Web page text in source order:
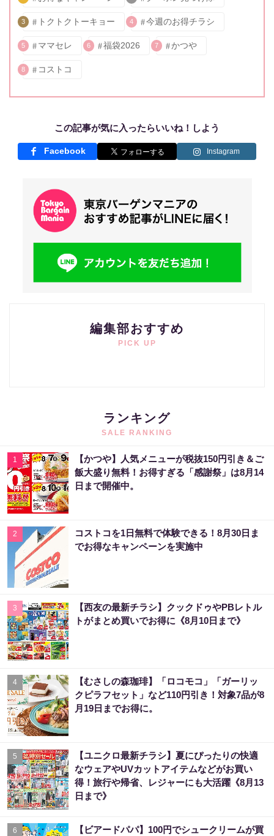
3 トクトクトーキョー 4 今週のお得チラシ
5 ママセレ 6 福袋2026 7 かつや
8 コストコ
この記事が気に入ったらいいね！しよう
Facebook Instagram
編集部おすすめ
PICK UP
ランキング
SALE RANKING
1
【かつや】人気メニューが税抜150円引き＆ご
飯大盛り無料！お得すぎる「感謝祭」は8月14
日まで開催中。
2
コストコを1日無料で体験できる！8月30日ま
でお得なキャンペーンを実施中
3
【西友の最新チラシ】クックドゥやPBレトル
トがまとめ買いでお得に《8月10日まで》
4
【むさしの森珈琲】「ロコモコ」「ガーリッ
クピラフセット」など110円引き！対象7品が8
月19日までお得に。
5
【ユニクロ最新チラシ】夏にぴったりの快適
なウェアやUVカットアイテムなどがお買い
得！旅行や帰省、レジャーにも大活躍《8月13
日まで》
6
【ビアードパパ】100円でシュークリームが買